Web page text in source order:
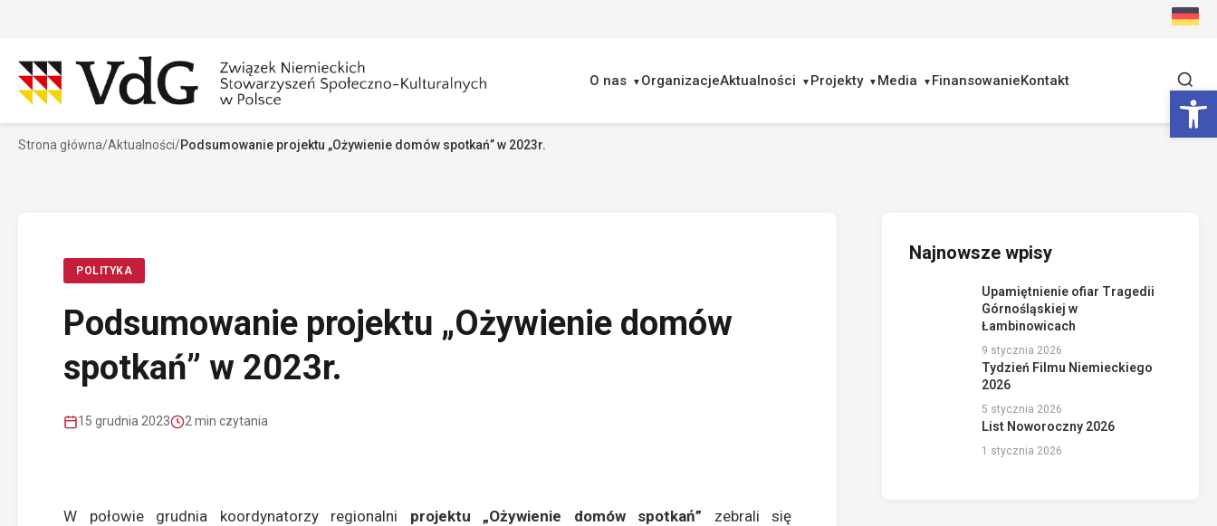
O nas OrganizacjeAktualności Projekty Media FinansowanieKontakt
Szukaj
Strona główna/Aktualności/Podsumowanie projektu „Ożywienie domów spotkań” w 2023r.
POLITYKA
Podsumowanie projektu „Ożywienie domów
spotkań” w 2023r.
15 grudnia 2023 2 min czytania
W połowie grudnia koordynatorzy regionalni projektu „Ożywienie domów spotkań” zebrali się
Najnowsze wpisy
Upamiętnienie ofiar Tragedii
Górnośląskiej w
Łambinowicach
9 stycznia 2026
Tydzień Filmu Niemieckiego
2026
5 stycznia 2026
List Noworoczny 2026
1 stycznia 2026